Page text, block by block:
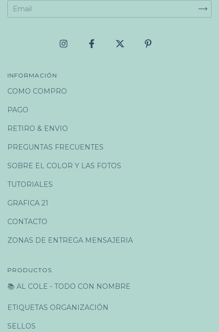
INFORMACIÓN
COMO COMPRO
PAGO
RETIRO & ENVIO
PREGUNTAS FRECUENTES
SOBRE EL COLOR Y LAS FOTOS
TUTORIALES
GRAFICA 21
CONTACTO
ZONAS DE ENTREGA MENSAJERIA
PRODUCTOS
📚 AL COLE - TODO CON NOMBRE
ETIQUETAS ORGANIZACIÓN
SELLOS